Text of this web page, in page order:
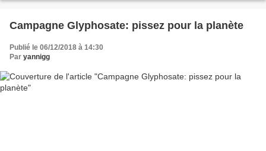
Campagne Glyphosate: pissez pour la planète
Publié le 06/12/2018 à 14:30
Par yannigg